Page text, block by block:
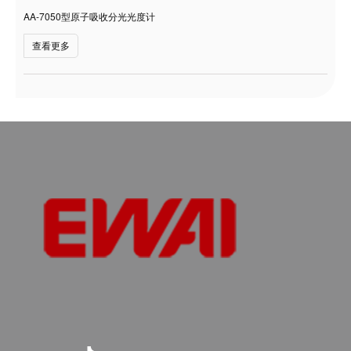
AA-7050型原子吸收分光光度计
查看更多